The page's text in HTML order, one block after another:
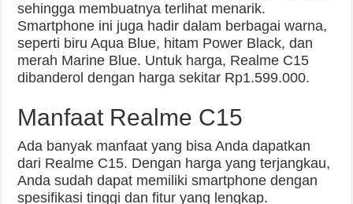
sehingga membuatnya terlihat menarik.
Smartphone ini juga hadir dalam berbagai warna,
seperti biru Aqua Blue, hitam Power Black, dan
merah Marine Blue. Untuk harga, Realme C15
dibanderol dengan harga sekitar Rp1.599.000.
Manfaat Realme C15
Ada banyak manfaat yang bisa Anda dapatkan
dari Realme C15. Dengan harga yang terjangkau,
Anda sudah dapat memiliki smartphone dengan
spesifikasi tinggi dan fitur yang lengkap.